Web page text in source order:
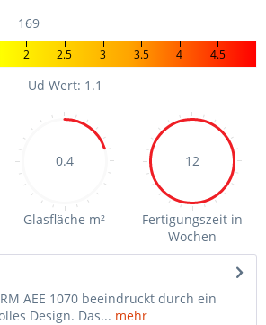
169
2 2.5 3 3.5 4 4.5
Ud Wert: 1.1
0.4
Glasfläche m²
12
Fertigungszeit in
Wochen
AEE 1070 beeindruckt durch ein
Design. Das... mehr